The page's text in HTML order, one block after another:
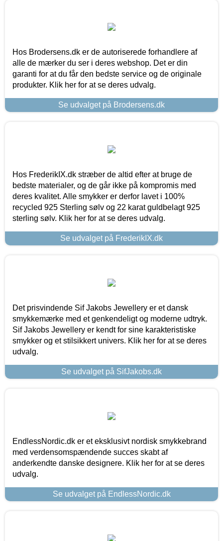
Hos Brodersens.dk er de autoriserede forhandlere af
alle de mærker du ser i deres webshop. Det er din
garanti for at du får den bedste service og de originale
produkter. Klik her for at se deres udvalg.
Se udvalget på Brodersens.dk
Hos FrederikIX.dk stræber de altid efter at bruge de
bedste materialer, og de går ikke på kompromis med
deres kvalitet. Alle smykker er derfor lavet i 100%
recycled 925 Sterling sølv og 22 karat guldbelagt 925
sterling sølv. Klik her for at se deres udvalg.
Se udvalget på FrederikIX.dk
Det prisvindende Sif Jakobs Jewellery er et dansk
smykkemærke med et genkendeligt og moderne udtryk.
Sif Jakobs Jewellery er kendt for sine karakteristiske
smykker og et stilsikkert univers. Klik her for at se deres
udvalg.
Se udvalget på SifJakobs.dk
EndlessNordic.dk er et eksklusivt nordisk smykkebrand
med verdensomspændende succes skabt af
anderkendte danske designere. Klik her for at se deres
udvalg.
Se udvalget på EndlessNordic.dk